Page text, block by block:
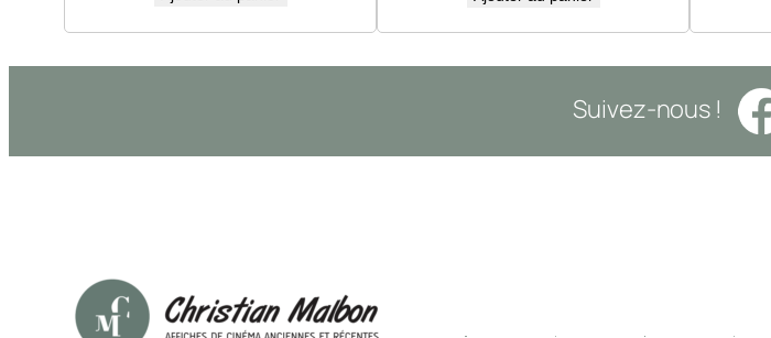
Suivez-nous !